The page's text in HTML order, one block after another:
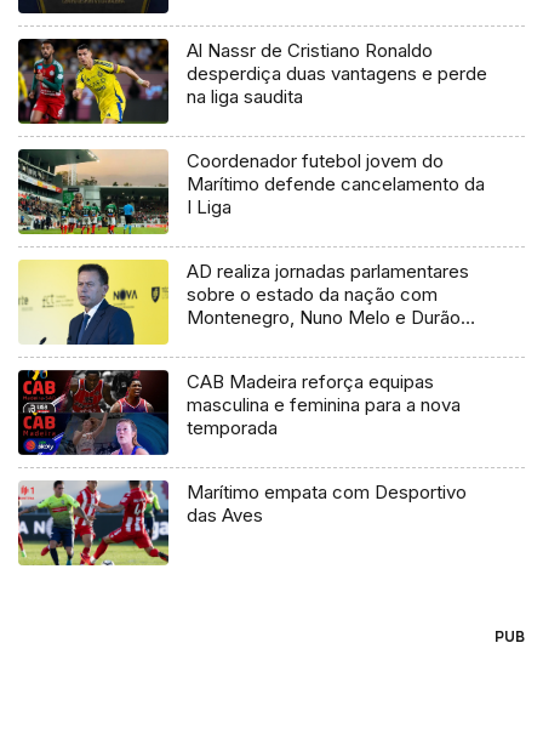
Al Nassr de Cristiano Ronaldo
desperdiça duas vantagens e perde
na liga saudita
Coordenador futebol jovem do
Marítimo defende cancelamento da
I Liga
AD realiza jornadas parlamentares
sobre o estado da nação com
Montenegro, Nuno Melo e Durão
CAB Madeira reforça equipas
masculina e feminina para a nova
temporada
Marítimo empata com Desportivo
das Aves
PUB